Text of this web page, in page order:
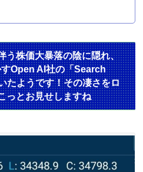
う株価大暴落の陰に隠れ、
Open AI社の「Search
たようです！その凄さをロ
っとお見せしますね